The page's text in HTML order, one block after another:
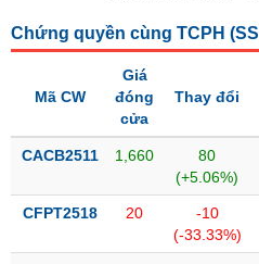
Hồ
doanh
Tin
Chứng quyền cùng TCPH (SSI
Mã CW
Giá
đóng
cửa
Thay đổi
CACB2511 1,660
80
(+5.06%)
CFPT2518 20
-10
(-33.33%)
VẬT
CÔNG